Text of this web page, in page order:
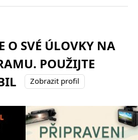
O SVÉ ÚLOVKY NA
POUŽIJTE
Zobrazit profil